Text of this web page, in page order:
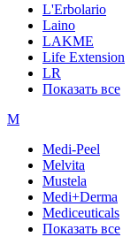
L'Erbolario
Laino
LAKME
Life Extension
LR
Показать все
M
Medi-Peel
Melvita
Mustela
Medi+Derma
Mediceuticals
Показать все